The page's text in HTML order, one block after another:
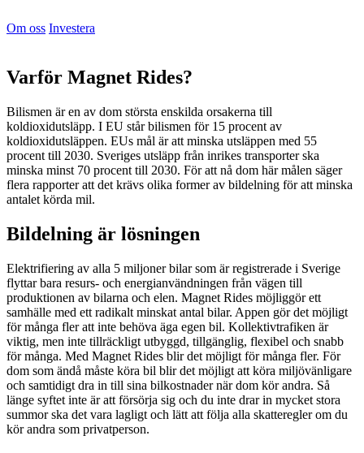
Om oss Investera
Varför Magnet Rides?
Bilismen är en av dom största enskilda orsakerna till
koldioxidutsläpp. I EU står bilismen för 15 procent av
koldioxidutsläppen. EUs mål är att minska utsläppen med 55
procent till 2030. Sveriges utsläpp från inrikes transporter ska
minska minst 70 procent till 2030. För att nå dom här målen säger
flera rapporter att det krävs olika former av bildelning för att minska
antalet körda mil.
Bildelning är lösningen
Elektrifiering av alla 5 miljoner bilar som är registrerade i Sverige
flyttar bara resurs- och energianvändningen från vägen till
produktionen av bilarna och elen. Magnet Rides möjliggör ett
samhälle med ett radikalt minskat antal bilar. Appen gör det möjligt
för många fler att inte behöva äga egen bil. Kollektivtrafiken är
viktig, men inte tillräckligt utbyggd, tillgänglig, flexibel och snabb
för många. Med Magnet Rides blir det möjligt för många fler. För
dom som ändå måste köra bil blir det möjligt att köra miljövänligare
och samtidigt dra in till sina bilkostnader när dom kör andra. Så
länge syftet inte är att försörja sig och du inte drar in mycket stora
summor ska det vara lagligt och lätt att följa alla skatteregler om du
kör andra som privatperson.